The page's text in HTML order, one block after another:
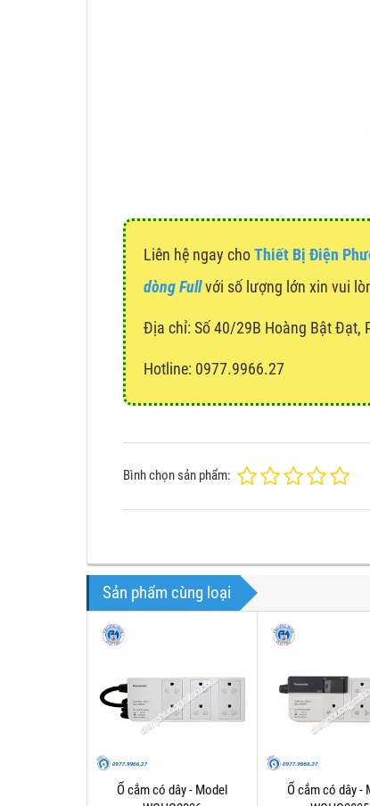
Liên hệ ngay choThiết Bị Điện
dòng Fullvới số lượng lớn xin vui
Địa chỉ: Số 40/29B Hoàng Bật Đạt,
Hotline: 0977.9966.27
Bình chọn sản phẩm:
Sản phẩm cùng loại
Ổ cắm có dây - Model
Ổ cắm có dây -